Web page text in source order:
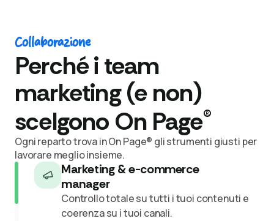
Collaborazione
Perché i team
marketing (e non)
scelgono On Page®
Ogni reparto trova in On Page® gli strumenti giusti per
lavorare meglio insieme.
Marketing & e-commerce
manager
Controllo totale su tutti i tuoi contenuti e
coerenza su i tuoi canali.